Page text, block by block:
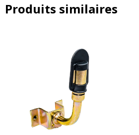
Produits similaires